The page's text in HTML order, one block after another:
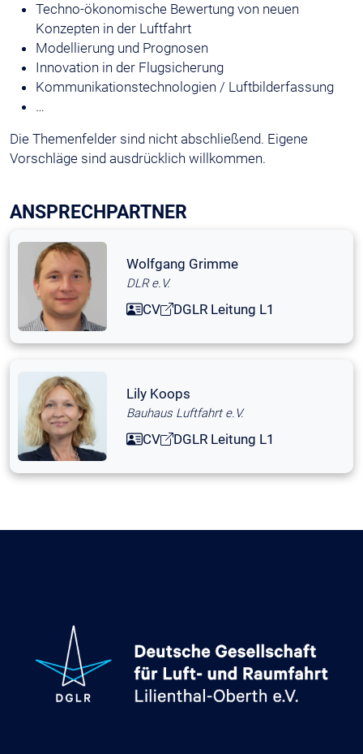
Techno-ökonomische Bewertung von neuen
Konzepten in der Luftfahrt
Modellierung und Prognosen
Innovation in der Flugsicherung
Kommunikationstechnologien / Luftbilderfassung
…
Die Themenfelder sind nicht abschließend. Eigene
Vorschläge sind ausdrücklich willkommen.
ANSPRECHPARTNER
Wolfgang Grimme
DLR e.V.
CV DGLR Leitung L1
Lily Koops
Bauhaus Luftfahrt e.V.
CV DGLR Leitung L1